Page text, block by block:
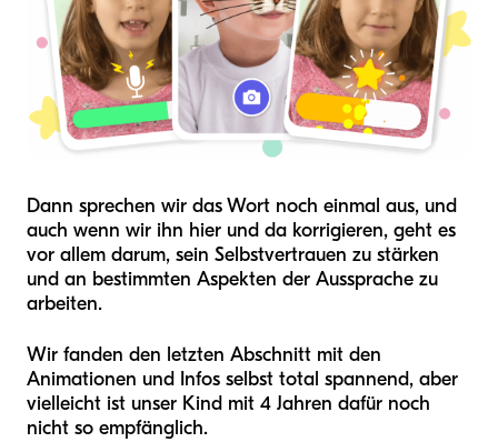
Dann sprechen wir das Wort noch einmal aus, und
auch wenn wir ihn hier und da korrigieren, geht es
vor allem darum, sein Selbstvertrauen zu stärken
und an bestimmten Aspekten der Aussprache zu
arbeiten.
Wir fanden den letzten Abschnitt mit den
Animationen und Infos selbst total spannend, aber
vielleicht ist unser Kind mit 4 Jahren dafür noch
nicht so empfänglich.